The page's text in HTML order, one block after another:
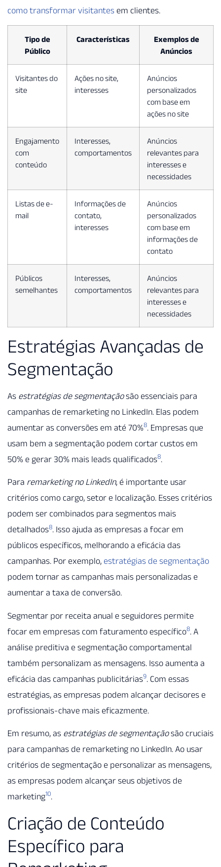
como transformar visitantes em clientes.
Tipo de
Público
Características
Exemplos de
Anúncios
Visitantes do
site
Ações no site,
interesses
Anúncios
personalizados
com base em
ações no site
Engajamento
com
conteúdo
Interesses,
comportamentos
Anúncios
relevantes para
interesses e
necessidades
Listas de e-
mail
Informações de
contato,
interesses
Anúncios
personalizados
com base em
informações de
contato
Públicos
semelhantes
Interesses,
comportamentos
Anúncios
relevantes para
interesses e
necessidades
Estratégias Avançadas de
Segmentação
As estratégias de segmentaçãosão essenciais para
campanhas de remarketing no LinkedIn. Elas podem
aumentar as conversões em até 70%8. Empresas que
usam bem a segmentação podem cortar custos em
50% e gerar 30% mais leads qualificados8.
Para remarketing no LinkedIn, é importante usar
critérios como cargo, setor e localização. Esses critérios
podem ser combinados para segmentos mais
detalhados8. Isso ajuda as empresas a focar em
públicos específicos, melhorando a eficácia das
campanhas. Por exemplo, estratégias de segmentação
podem tornar as campanhas mais personalizadas e
aumentar a taxa de conversão.
Segmentar por receita anual e seguidores permite
focar em empresas com faturamento específico8. A
análise preditiva e segmentação comportamental
também personalizam as mensagens. Isso aumenta a
eficácia das campanhas publicitárias9. Com essas
estratégias, as empresas podem alcançar decisores e
profissionais-chave mais eficazmente.
Em resumo, as estratégias de segmentaçãosão cruciais
para campanhas de remarketing no LinkedIn. Ao usar
critérios de segmentação e personalizar as mensagens,
as empresas podem alcançar seus objetivos de
marketing10.
Criação de Conteúdo
Específico para